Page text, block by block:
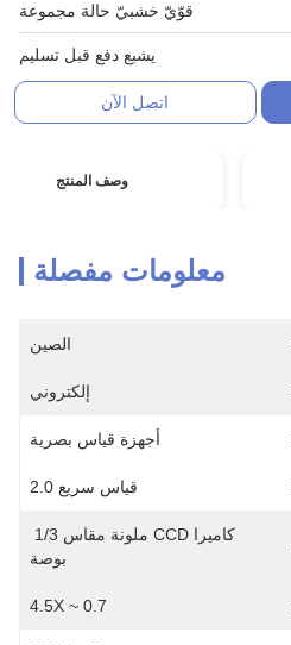
قوّيّ خشبيّ حالة مجموعة
يشبع دفع قبل تسليم
اتصل الآن
وصف المنتج
معلومات مفصلة
الصين
إلكتروني
أجهزة قياس بصرية
قياس سريع 2.0
بوصة
0.7 ~ 4.5X